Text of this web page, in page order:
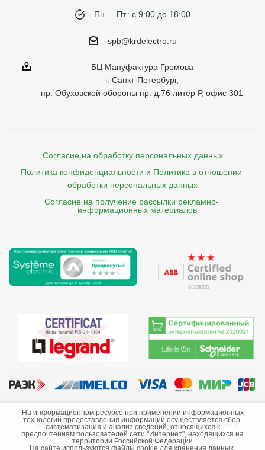
Пн. – Пт.: с 9:00 до 18:00
spb@krdelectro.ru
БЦ Мануфактура Громова
г. Санкт-Петербург,
пр. Обуховской обороны пр. д.76 литер Р, офис 301
Согласие на обработку персональных данных
Политика конфиденциальности и Политика в отношении
обработки персональных данных
Согласие на получение рассылки рекламно-
    информационных материалов
©2013-2026 ООО «Краснодарэлектро»
Сайт носит информационный характер и не является
публичной офертой.
На информационном ресурсе при применении информационных
технологий предоставления информации осуществляется сбор,
систематизация и анализ сведений, относящихся к
предпочтениям пользователей сети "Интернет", находящихся на
территории Российской Федерации
На сайте используются файлы cookie для хранения данных.